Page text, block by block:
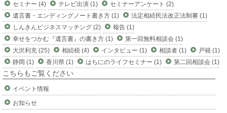
セミナー (4)
テレビ出演 (1)
セミナーアンケート (2)
遺言書・エンディングノート書き方 (1)
法定相続民法改正法制審 (1)
しんきんビジネスマッチング (2)
報告 (1)
幸せをつかむ『遺言書』の書き方 (1)
第一回無料相談会 (1)
大沢利充 (25)
相続税 (4) インタビュー (1) 相談者 (1)
戸籍 (1)
静岡 (1)
香川県 (1) はちにのライフセミナー (1) 第二回相談会 (1)
こちらもご覧ください
イベント情報
お知らせ